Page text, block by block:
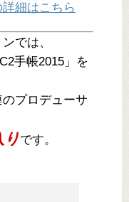
詳細はこちら
では、
手帳2015」を
プロデューサ
りです。